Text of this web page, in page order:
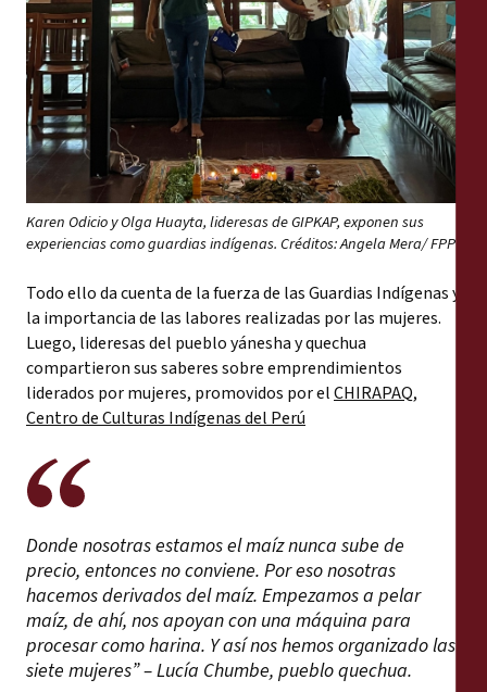
Karen Odicio y Olga Huayta, lideresas de GIPKAP, exponen sus
experiencias como guardias indígenas. Créditos: Angela Mera/ FPP
Todo ello da cuenta de la fuerza de las Guardias Indígenas y
la importancia de las labores realizadas por las mujeres.
Luego, lideresas del pueblo yánesha y quechua
compartieron sus saberes sobre emprendimientos
liderados por mujeres, promovidos por elCHIRAPAQ,
Centro de Culturas Indígenas del Perú
Donde nosotras estamos el maíz nunca sube de
precio, entonces no conviene. Por eso nosotras
hacemos derivados del maíz. Empezamos a pelar
maíz, de ahí, nos apoyan con una máquina para
procesar como harina. Y así nos hemos organizado las
siete mujeres” – Lucía Chumbe, pueblo quechua.